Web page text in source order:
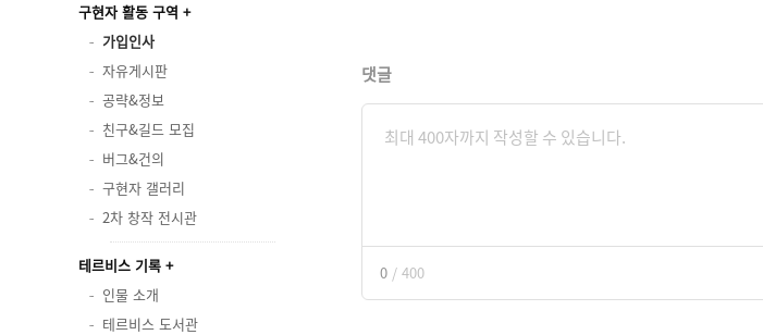
구현자 활동 구역
가입인사
자유게시판
공략&정보
친구&길드 모집
버그&건의
구현자 갤러리
2차 창작 전시관
테르비스 기록
인물 소개
테르비스 도서관
댓글
0 / 400